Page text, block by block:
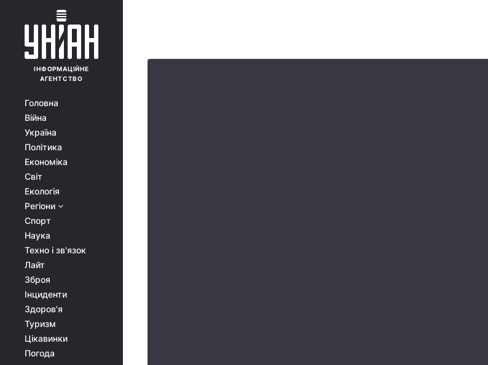
ІНФОРМАЦІЙНЕ
АГЕНТСТВО
Головна
Війна
Україна
Політика
Економіка
Світ
Екологія
Регіони
Спорт
Наука
Техно і зв'язок
Лайт
Зброя
Інциденти
Здоров'я
Туризм
Цікавинки
Погода